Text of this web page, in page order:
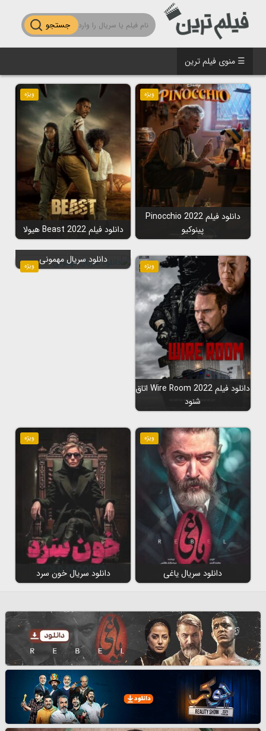
جستجو
☰ منوی فیلم ترین
ویژه
دانلود فیلم Pinocchio 2022
پینوکیو
ویژه
دانلود فیلم Beast 2022 هیولا
ویژه
دانلود فیلم Wire Room 2022 اتاق
شنود
ویژه
دانلود سریال مهمونی
ویژه
دانلود سریال یاغی
ویژه
دانلود سریال خون سرد